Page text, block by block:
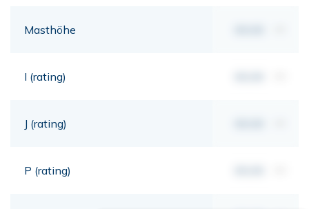
Masthöhe
I (rating)
J (rating)
P (rating)